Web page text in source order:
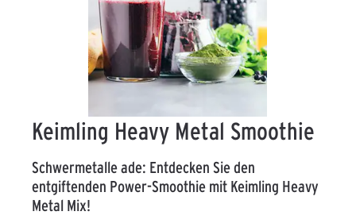
Keimling Heavy Metal Smoothie
Schwermetalle ade: Entdecken Sie den
entgiftenden Power-Smoothie mit Keimling Heavy
Metal Mix!